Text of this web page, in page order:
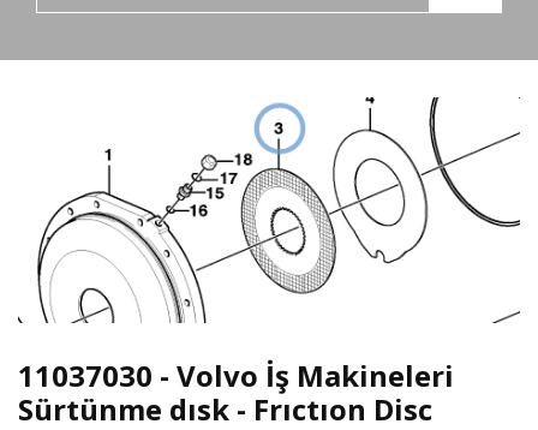
11037030 - Volvo İş Makineleri
Sürtünme dısk - Frıctıon Disc